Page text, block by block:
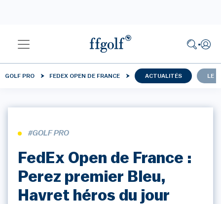
GOLF PRO FEDEX OPEN DE FRANCE ACTUALITÉS LE
#GOLF PRO
FedEx Open de France :
Perez premier Bleu,
Havret héros du jour